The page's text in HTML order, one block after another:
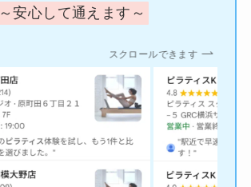
～安心して通えます～
スクロールできます